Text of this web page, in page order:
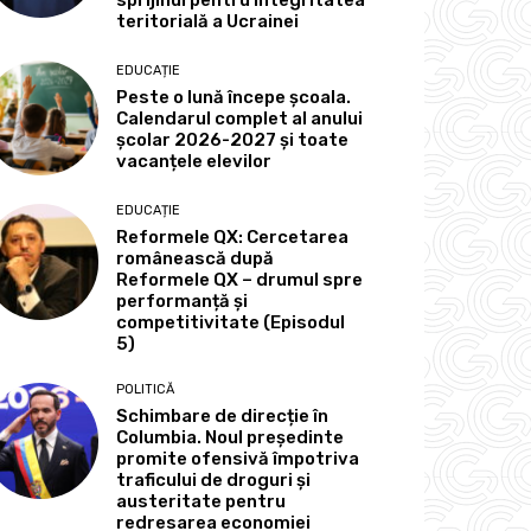
teritorială a Ucrainei
EDUCAȚIE
Peste o lună începe școala.
Calendarul complet al anului
școlar 2026-2027 și toate
vacanțele elevilor
EDUCAȚIE
Reformele QX: Cercetarea
românească după
Reformele QX – drumul spre
performanță și
competitivitate (Episodul
5)
POLITICĂ
Schimbare de direcție în
Columbia. Noul președinte
promite ofensivă împotriva
traficului de droguri și
austeritate pentru
redresarea economiei